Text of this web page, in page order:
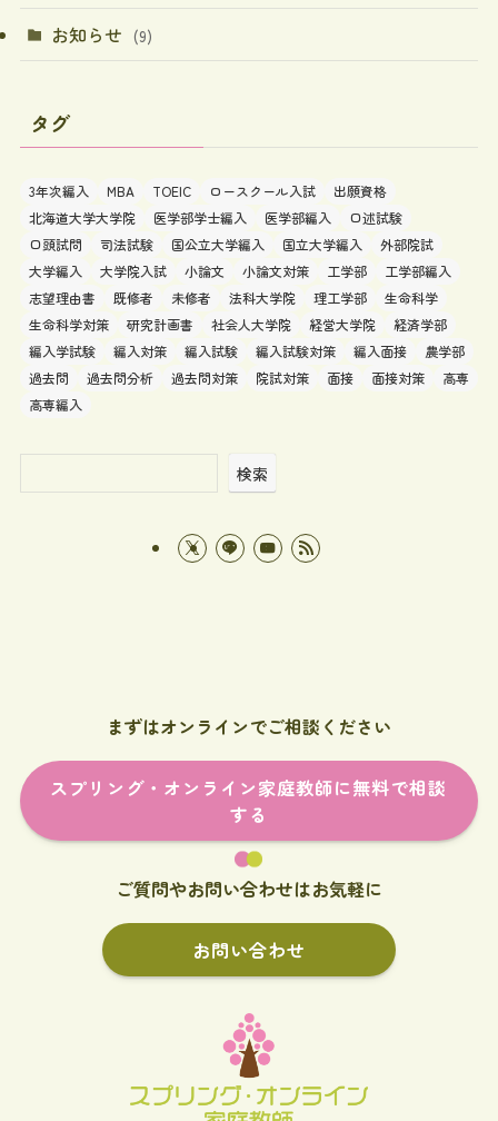
お知らせ (9)
タグ
3年次編入 MBA TOEIC ロースクール入試
出願資格
北海道大学大学院
医学部学士編入 医学部編入
口述試験
口頭試問
司法試験 国公立大学編入 国立大学編入
外部院試
大学編入
大学院入試 小論文 小論文対策 工学部
工学部編入
志望理由書
既修者 未修者 法科大学院 理工学部
生命科学
生命科学対策
研究計画書 社会人大学院 経営大学院
経済学部
編入学試験
編入対策 編入試験 編入試験対策 編入面接
農学部
過去問
過去問分析 過去問対策 院試対策 面接 面接対策
高専
高専編入
検索
まずはオンラインでご相談ください
スプリング・オンライン家庭教師に無料で相談
する
ご質問やお問い合わせはお気軽に
お問い合わせ